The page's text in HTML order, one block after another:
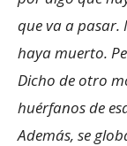
que va a pasar.
haya muerto.
Dicho de otro
huérfanos de
Además, se